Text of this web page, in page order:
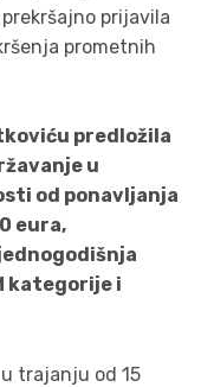
prijavila
prometnih
predložila
u
od ponavljanja
eura,
kategorije i
trajanju od 15